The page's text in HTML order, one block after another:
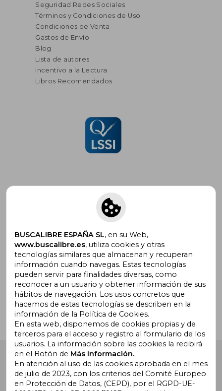
Seguridad Redes Sociales
Términos y Condiciones de Uso
Condiciones de Venta
Gastos de Envío
Blog
Lista de autores
Incentivo a la Lectura
Libros Recomendados
Suscríbete para recibir ofertas y
promociones
¿Necesitas ayuda?
Ir a Centro de Soporte
Buscalibre España. Calle Energía, 65, Nave 3 (08940),
Cornellà de Llobregat, Barcelona. Derechos Reservados.
BUSCALIBRE ESPAÑA SL, en su Web,
www.buscalibre.es, utiliza cookies y otras
tecnologías similares que almacenan y recuperan
información cuando navegas. Estas tecnologías
pueden servir para finalidades diversas, como
reconocer a un usuario y obtener información de sus
hábitos de navegación. Los usos concretos que
hacemos de estas tecnologías se describen en la
información de la Política de Cookies.
En esta web, disponemos de cookies propias y de
terceros para el acceso y registro al formulario de los
usuarios. La información sobre las cookies la recibirá
en el Botón de Más Información.
En atención al uso de las cookies aprobada en el mes
de julio de 2023, con los criterios del Comité Europeo
en Protección de Datos, (CEPD), por el RGPD-UE-